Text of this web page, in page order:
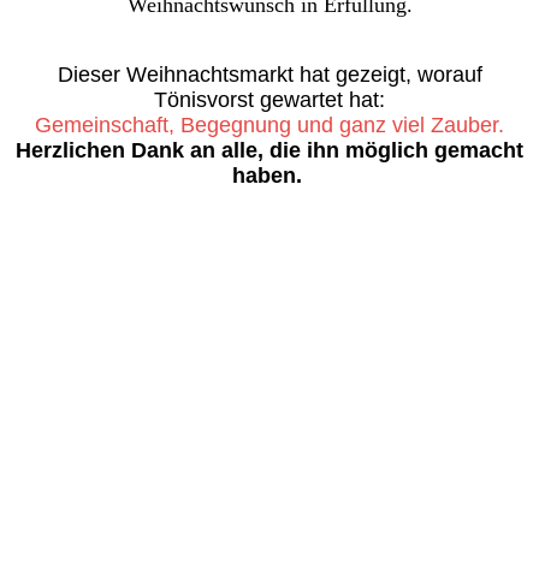
Weihnachtswunsch in Erfüllung.
Dieser Weihnachtsmarkt hat gezeigt, worauf
Tönisvorst gewartet hat:
Gemeinschaft, Begegnung und ganz viel Zauber.
Herzlichen Dank an alle, die ihn möglich gemacht
haben.